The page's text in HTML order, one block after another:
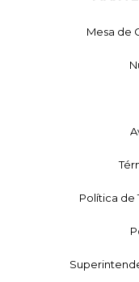
Mesa de
Política de